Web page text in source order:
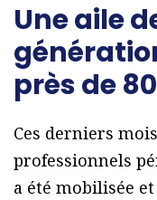
Une aile
près de
Ces derniers
professionnels
a été mobilisée